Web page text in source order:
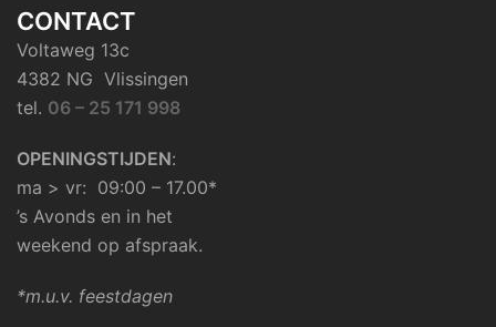
CONTACT
Voltaweg 13c
4382 NG Vlissingen
tel. 06 – 25 171 998
OPENINGSTIJDEN:
ma > vr: 09:00 – 17.00*
’s Avonds en in het
weekend op afspraak.
*m.u.v. feestdagen